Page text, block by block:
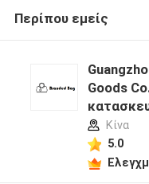
Περίπου εμείς
Goods
Κίνα
5.0